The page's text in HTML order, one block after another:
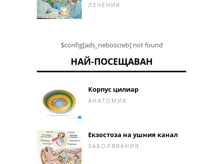
ЛЕЧЕНИЯ
$config[ads_neboscreb] not found
НАЙ-ПОСЕЩАВАН
Корпус цилиар
АНАТОМИЯ
Екзостоза на ушния канал
ЗАБОЛЯВАНИЯ